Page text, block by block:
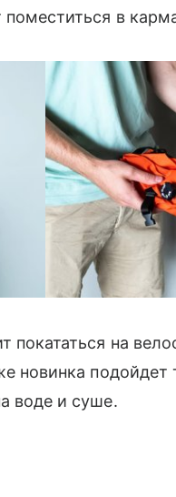
в
на
новинка подойдет
воде и суше.